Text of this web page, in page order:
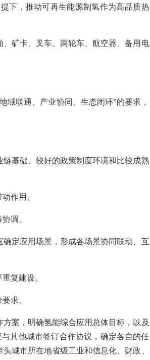
下，推动可再生能源制氢作为高品质热
矿卡、叉车、两轮车、航空器、备用电
联通、产业协同、生态闭环”的要求，
基础、较好的政策制度环境和比较成熟
作用。
调。
定应用场景，形成各场景协同联动、互
复建设。
求。
案，明确氢能综合应用总体目标，以及
其他城市签订合作协议，确定各自的任
城市所在地省级工业和信息化、财政、